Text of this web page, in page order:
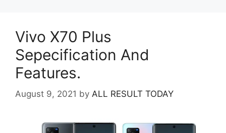
Vivo X70 Plus
Sepecification And
Features.
August 9, 2021 by ALL RESULT TODAY